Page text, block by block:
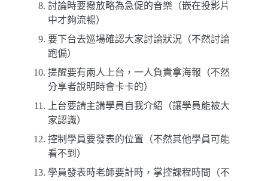
討論時要撥放略為急促的音樂（嵌在投影片
中才夠流暢）
要下台去巡場確認大家討論狀況（不然討論
跑偏）
提醒要有兩人上台，一人負責拿海報（不然
分享者說明時會卡卡的）
上台要請主講學員自我介紹（讓學員能被大
家認識）
控制學員要發表的位置（不然其他學員可能
看不到）
學員發表時老師要計時，掌控課程時間（不